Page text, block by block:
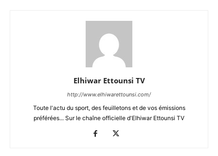
Elhiwar Ettounsi TV
http://www.elhiwarettounsi.com/
Toute l'actu du sport, des feuilletons et de vos émissions
préférées... Sur le chaîne officielle d'Elhiwar Ettounsi TV